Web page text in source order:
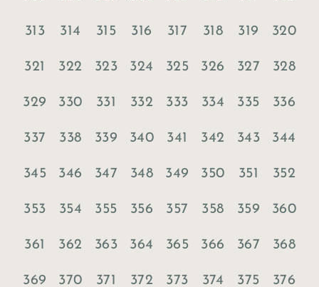
313 314 315 316 317 318 319 320
321 322 323 324 325 326 327 328
329 330 331 332 333 334 335 336
337 338 339 340 341 342 343 344
345 346 347 348 349 350 351 352
353 354 355 356 357 358 359 360
361 362 363 364 365 366 367 368
369 370 371 372 373 374 375 376